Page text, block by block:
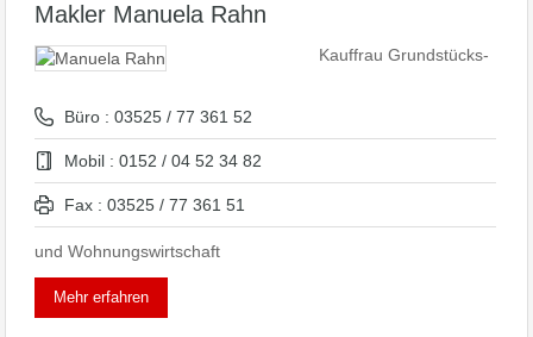
Makler Manuela Rahn
Büro : 03525 / 77 361 52
Mobil : 0152 / 04 52 34 82
Fax : 03525 / 77 361 51
Kauffrau Grundstücks-
und Wohnungswirtschaft
Mehr erfahren